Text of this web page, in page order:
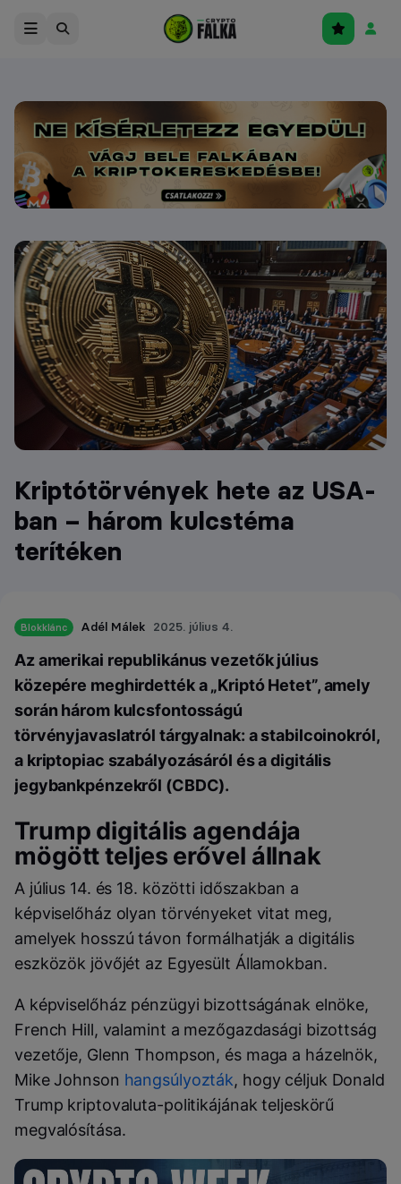
Kriptótörvények hete az USA-
ban – három kulcstéma
terítéken
Blokklánc Adél Málek 2025. július 4.
Az amerikai republikánus vezetők július
közepére meghirdették a „Kriptó Hetet”, amely
során három kulcsfontosságú
törvényjavaslatról tárgyalnak: a stabilcoinokról,
a kriptopiac szabályozásáról és a digitális
jegybankpénzekről (CBDC).
Trump digitális agendája
mögött teljes erővel állnak
A július 14. és 18. közötti időszakban a
képviselőház olyan törvényeket vitat meg,
amelyek hosszú távon formálhatják a digitális
eszközök jövőjét az Egyesült Államokban.
A képviselőház pénzügyi bizottságának elnöke,
French Hill, valamint a mezőgazdasági bizottság
vezetője, Glenn Thompson, és maga a házelnök,
Mike Johnson hangsúlyozták, hogy céljuk Donald
Trump kriptovaluta-politikájának teljeskörű
megvalósítása.